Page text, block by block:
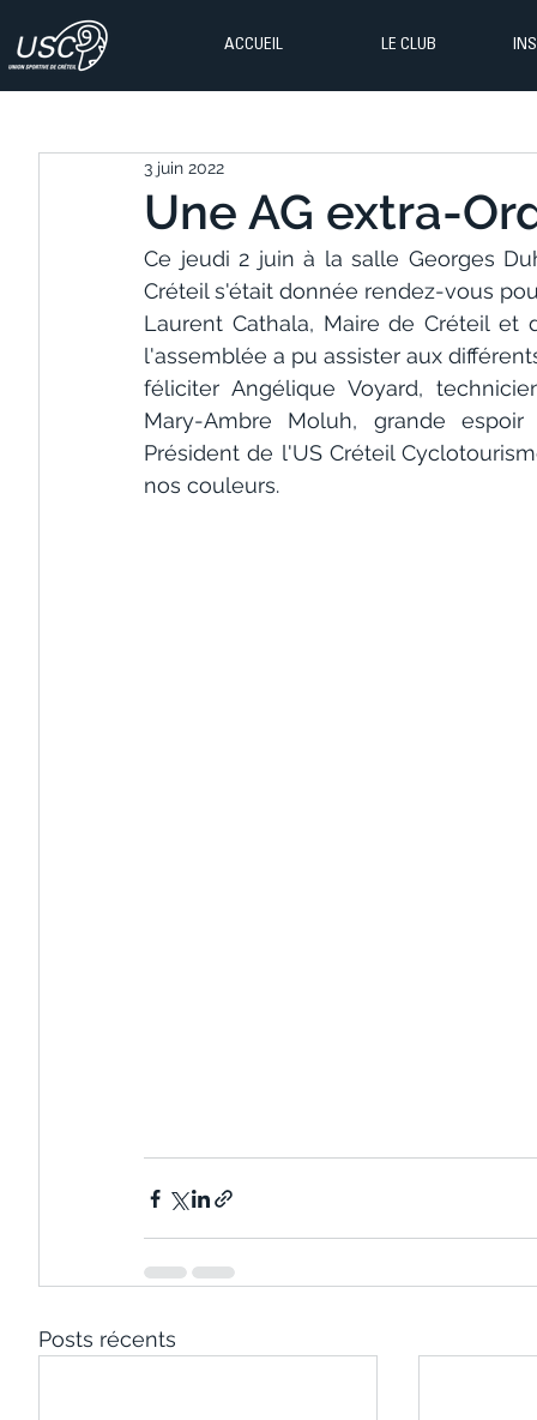
ACCUEIL LE CLUB
Une AG extra-
3 juin 2022
Ce jeudi 2 juin à la salle Georges
Créteil s'était donnée rendez-vous
Laurent Cathala, Maire de Créteil et
l'assemblée a pu assister aux
féliciter Angélique Voyard,
Mary-Ambre Moluh, grande
Président de l'US Créteil
nos couleurs.
Posts récents